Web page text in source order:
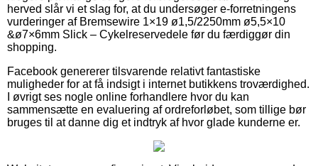
herved slår vi et slag for, at du undersøger e-forretningens
vurderinger af Bremsewire 1×19 ø1,5/2250mm ø5,5×10
&ø7×6mm Slick – Cykelreservedele før du færdiggør din
shopping.
Facebook genererer tilsvarende relativt fantastiske
muligheder for at få indsigt i internet butikkens troværdighed.
I øvrigt ses nogle online forhandlere hvor du kan
sammensætte en evaluering af ordreforløbet, som tillige bør
bruges til at danne dig et indtryk af hvor glade kunderne er.